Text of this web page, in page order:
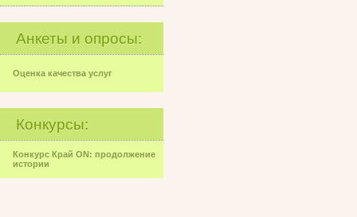
Анкеты и опросы:
Оценка качества услуг
Конкурсы:
Конкурс Край ON: продолжение
истории